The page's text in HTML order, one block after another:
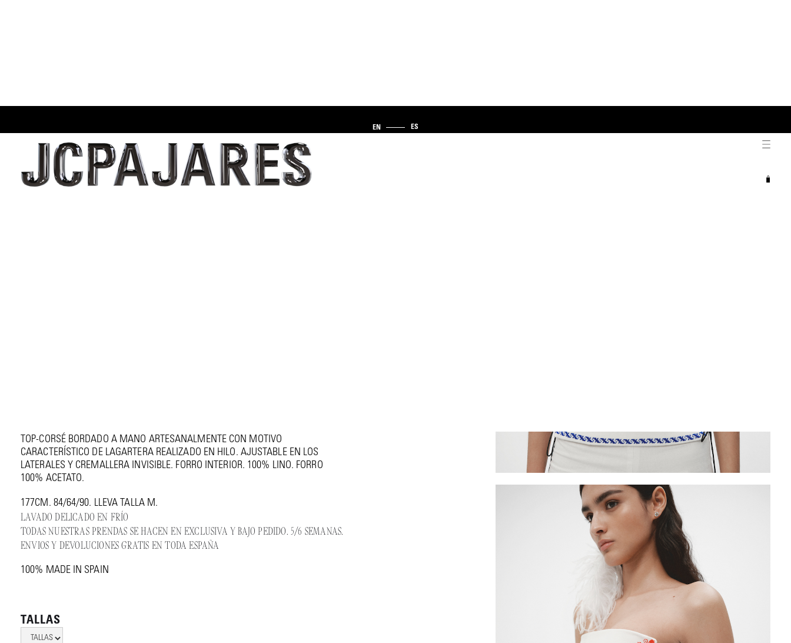
EN ES
TOP-CORSÉ BORDADO A MANO ARTESANALMENTE CON MOTIVO
CARACTERÍSTICO DE LAGARTERA REALIZADO EN HILO. AJUSTABLE EN LOS
LATERALES Y CREMALLERA INVISIBLE. FORRO INTERIOR. 100% LINO. FORRO
100% ACETATO.
177CM. 84/64/90. LLEVA TALLA M.
LAVADO DELICADO EN FRÍO
TODAS NUESTRAS PRENDAS SE HACEN EN EXCLUSIVA Y BAJO PEDIDO. 5/6 SEMANAS.
ENVIOS Y DEVOLUCIONES GRATIS EN TODA ESPAÑA
100% MADE IN SPAIN
TALLAS